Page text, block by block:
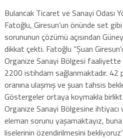
Bulancak Ticaret ve Sanayi Odası
Fatoğlu, Giresun’un önünde set
sorununun çözümü açısından
dikkat çekti. Fatoğlu “Şuan
Organize Sanayi Bölgesi
2200 istihdam sağlanmaktadır. 42
oranına ulaşmış ve şuan tahsis
Göstergeler ortaya koymakla
Organize Sanayi Bölgesine ihtiyacı
eleman sorunu yaşamaktayız,
liselerinin özendirilmesini